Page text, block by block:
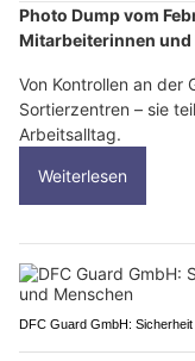
Photo Dump vom
Mitarbeiterinnen und
Von Kontrollen an der
Sortierzentren – sie
Arbeitsalltag.
Weiterlesen
DFC Guard GmbH: